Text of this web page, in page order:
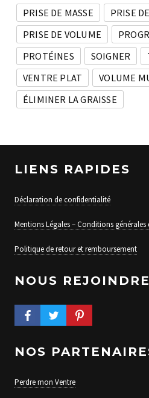
PRISE DE MASSE
PRISE
PRISE DE VOLUME
PROTÉINES
SOIGNER
VENTRE PLAT
VOLUME
ÉLIMINER LA GRAISSE
LIENS RAPIDES
Déclaration de confidentialité
Mentions Légales – Conditions
Politique de retour et remboursement
NOUS REJOINDRE
FACEBOOK PROFILE
TWITTER PROFILEPINTEREST PROFILE
NOS
Perdre mon Ventre